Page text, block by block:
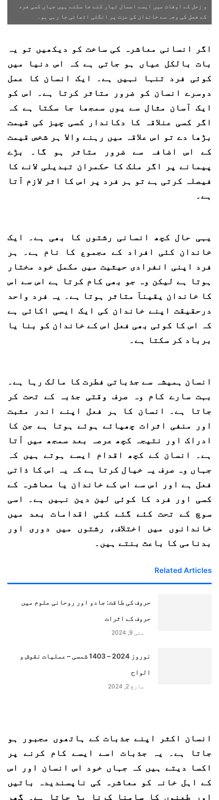
و زحل کے اوقات میں ایسے اعمال تیار کئے جا سکتے ہیں جہاں کسی فرد
کے فعل کی وجہ سے خاندان کی عزت پر انگلی اٹھائی جا رہی ہو۔
اگر انسانی معاشرہ کی ساخت کو دیکھیں تو یہ
بات بالکل عیاں ہو جاتی ہے کہ اس دنیا میں
کوئی فرد تنہا نہیں ہے۔ ایک انسان کا عمل
دوسرے انسان کو ضرور متاثر کرتا ہے۔ اس کو
ایک آسان مثال سے یوں سمجھا جا سکتا ہے کہ
اگر کسی عنلاقہ کا دکاندار کسی چیز کی قیمت
بڑھا دے تو اس علاقہ میں رہنے والا ہر شخص قیمت
کے اس اضافہ سے ضرور متاثر ہو گا۔ بڑے
پیمانے پر اگر ملک کا حکمران تبدیلی لانے کا
فیصلہ کرتی ہے تو ہر فرد پر اس کا اثر لازم آتا
ہے۔
یہی حال کچھ انسانی رشتوں کا بھی ہے۔ ایک
خاندان کئی افراد کے مجموع کا نام ہے۔ ہر
فرد اپنی انفرادی حیثیت میں مکمل خود مختار
ہوتا ہے لیکن وہ جو بھی کام کرتا ہے اس سے اس
کا خاندان یقینآ متاثر ہوتا ہے۔ یہ فرد واحد
درحقیقت اپنے خاندان کی ایک ایسی اکائی ہے
کہ اس کا کوئی بھی فعل اس کے خاندان کو بنا یا
برباد کر سکتا ہے۔
انسان ہمیشہ سے جذباتی فطرت کا مالک رہا ہے۔
بہت سارے کام وہ صرف وقتی جذبہ کے تحت کر
جاتا ہے۔ انسان کا ہر فعل اپنے اندر مثبت
اور منفی اثرات چھپائے ہوئے ہوتا ہے جن کا
ادراک اور نتیجہ کچھ عرصہ بعد سمجھ میں آتا
ہے۔ انسان کے کچھ اقدام ایسے ہوتے ہیں کہ
جہاں وہ صرف یہ خیال کرتا ہے کہ یہ اس کا ذاتی
فعل ہے اور اس سے اس کے خاندان یا معاشرہ کے
کسی اور فرد کا کوئی لین دین نہیں ہے۔ اسی
سوچ کے تحت کئے گئے کئی اقدامات بعد میں
خاندانوں میں اختلاف، رشتوں میں دوری اور
بدنامی کا باعث بنتے ہیں۔
Related Articles
حروف کی طاقت: جادو اور روحانی علوم میں
حروف کے اثرات
مئی 9, 2024
نوروز 2024 – 1403 شمسی – عملیات نقوش و
الواح
مارچ 2, 2024
انسان اکثر اپنے جذبات کے ہاتھوں مجبور ہو
جاتا ہے۔ یہ جذبات اسے ایسے کام کرنے پر
اکسا دیتے ہیں کہ جہاں خود اس انسان اور اس
کے اہل خانہ کو معاشرہ کی ناپسندیدہ باتیں
اور طعنوں کا سامنا کرنا پڑ جاتا ہے۔ گھر